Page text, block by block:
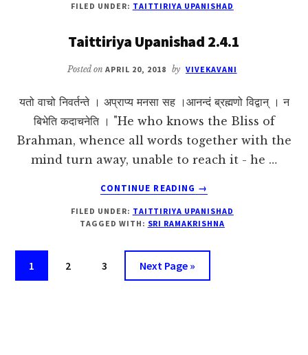
UPANISHAD
FILED UNDER: TAITTIRIYA UPANISHAD
Taittiriya Upanishad 2.4.1
Posted onAPRIL 20, 2018 by VIVEKAVANI
यतो वाचो निवर्तन्ते । अप्राप्य मनसा सह ।आनन्दं ब्रह्मणो विद्वान् । न
बिभेति कदाचनेति । "He who knows the Bliss of
Brahman, whence all words together with the
mind turn away, unable to reach it - he …
CONTINUE READING
ABOUT
UPANISHAD
2.4.1
→
FILED UNDER: TAITTIRIYA UPANISHAD
TAGGED WITH: SRI RAMAKRISHNA
Page
1 Page
2 Page
3
Go
to
Next Page »